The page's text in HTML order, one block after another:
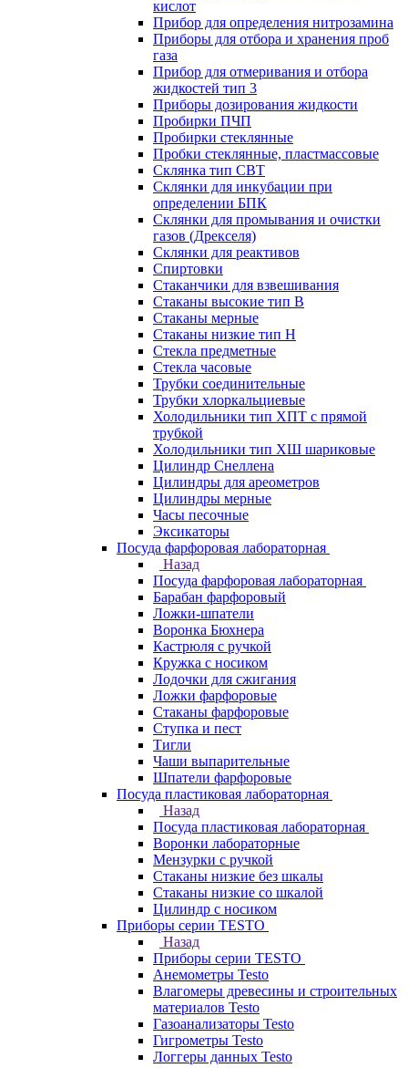
кислот
Прибор для определения нитрозамина
Приборы для отбора и хранения проб
газа
Прибор для отмеривания и отбора
жидкостей тип 3
Приборы дозирования жидкости
Пробирки ПЧП
Пробирки стеклянные
Пробки стеклянные, пластмассовые
Склянка тип СВТ
Склянки для инкубации при
определении БПК
Склянки для промывания и очистки
газов (Дрекселя)
Склянки для реактивов
Спиртовки
Стаканчики для взвешивания
Стаканы высокие тип В
Стаканы мерные
Стаканы низкие тип Н
Стекла предметные
Стекла часовые
Трубки соединительные
Трубки хлоркальциевые
Холодильники тип ХПТ с прямой
трубкой
Холодильники тип ХШ шариковые
Цилиндр Снеллена
Цилиндры для ареометров
Цилиндры мерные
Часы песочные
Эксикаторы
Посуда фарфоровая лабораторная
Назад
Посуда фарфоровая лабораторная
Барабан фарфоровый
Ложки-шпатели
Воронка Бюхнера
Кастрюля с ручкой
Кружка с носиком
Лодочки для сжигания
Ложки фарфоровые
Стаканы фарфоровые
Ступка и пест
Тигли
Чаши выпарительные
Шпатели фарфоровые
Посуда пластиковая лабораторная
Назад
Посуда пластиковая лабораторная
Воронки лабораторные
Мензурки с ручкой
Стаканы низкие без шкалы
Стаканы низкие со шкалой
Цилиндр с носиком
Приборы серии TESTO
Назад
Приборы серии TESTO
Анемометры Testo
Влагомеры древесины и строительных
материалов Testo
Газоанализаторы Testo
Гигрометры Testo
Логгеры данных Testo